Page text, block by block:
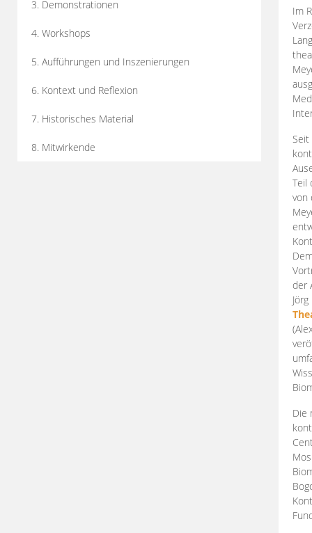
3. Demonstrationen
4. Workshops
5. Aufführungen und Inszenierungen
6. Kontext und Reflexion
7. Historisches Material
8. Mitwirkende
Im
Teil
von
der
Die